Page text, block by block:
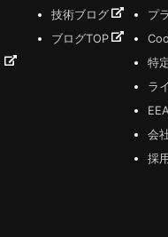
技術ブログ
ブログTOP
プ
特
ラ
会
採